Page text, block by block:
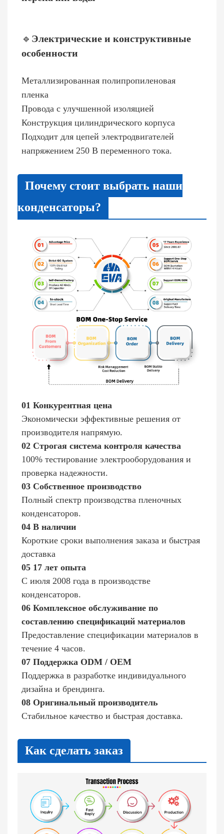
🔹 Электрические и конструктивные
особенности
Металлизированная полипропиленовая
пленка
Провода с улучшенной изоляцией
Конструкция цилиндрического корпуса
Подходит для цепей электродвигателей
напряжением 250 В переменного тока.
Почему стоит выбрать наши
конденсаторы?
01 Конкурентная цена
Экономически эффективные решения от
производителя напрямую.
02 Строгая система контроля качества
100% тестирование электрооборудования и
проверка надежности.
03 Собственное производство
Полный спектр производства пленочных
конденсаторов.
04 В наличии
Короткие сроки выполнения заказа и быстрая
доставка
05 17 лет опыта
С июля 2008 года в производстве
конденсаторов.
06 Комплексное обслуживание по
составлению спецификаций материалов
Предоставление спецификации материалов в
течение 4 часов.
07 Поддержка ODM / OEM
Поддержка в разработке индивидуального
дизайна и брендинга.
08 Оригинальный производитель
Стабильное качество и быстрая доставка.
Как сделать заказ